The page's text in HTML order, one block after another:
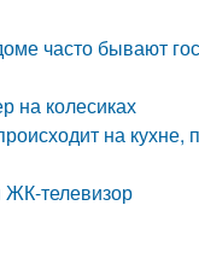
часто бывают
на колесиках
на кухне,
ЖК-телевизор